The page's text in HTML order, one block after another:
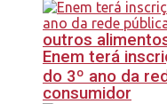
outros
consumidor
Enem terá
do 3º ano da